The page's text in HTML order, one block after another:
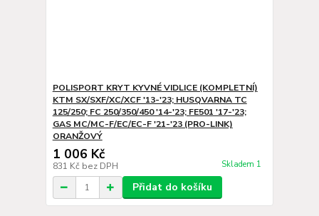
POLISPORT KRYT KYVNÉ VIDLICE (KOMPLETNÍ)
KTM SX/SXF/XC/XCF '13-'23; HUSQVARNA TC
125/250; FC 250/350/450 '14-'23; FE501 '17-'23;
GAS MC/MC-F/EC/EC-F '21-'23 (PRO-LINK)
ORANŽOVÝ
1 006 Kč
831 Kč bez DPH Skladem 1
Přidat do košíku